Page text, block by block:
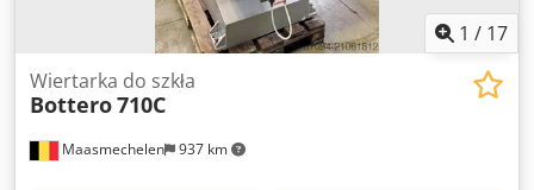
1 / 17
Maasmechelen 937 km
Wiertarka do szkła
Bottero710C